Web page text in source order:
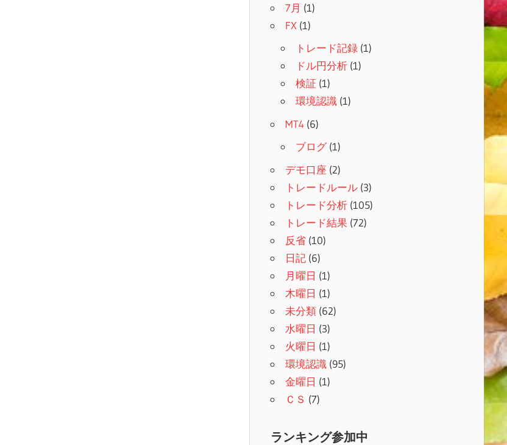
7月 (1)
FX(1)
トレード記録(1)
ドル円分析(1)
検証 (1)
環境認識(1)
MT4(6)
ブログ(1)
デモ口座 (2)
トレードルール(3)
トレード分析(105)
トレード結果 (72)
反省(10)
日記(6)
月曜日 (1)
木曜日 (1)
未分類(62)
水曜日 (3)
火曜日 (1)
環境認識(95)
金曜日 (1)
ＣＳ (7)
ランキング参加中